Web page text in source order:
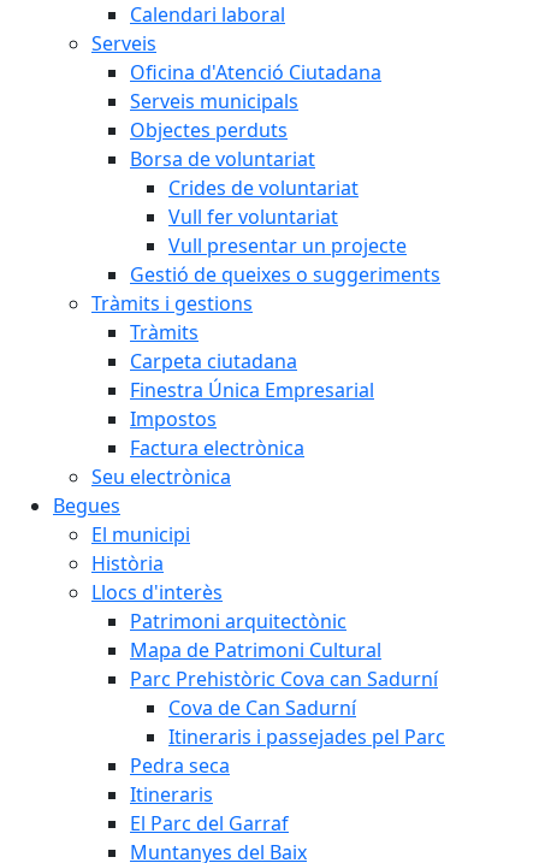
Calendari laboral
Serveis
Oficina d'Atenció Ciutadana
Serveis municipals
Objectes perduts
Borsa de voluntariat
Crides de voluntariat
Vull fer voluntariat
Vull presentar un projecte
Gestió de queixes o suggeriments
Tràmits i gestions
Tràmits
Carpeta ciutadana
Finestra Única Empresarial
Impostos
Factura electrònica
Seu electrònica
Begues
El municipi
Història
Llocs d'interès
Patrimoni arquitectònic
Mapa de Patrimoni Cultural
Parc Prehistòric Cova can Sadurní
Cova de Can Sadurní
Itineraris i passejades pel Parc
Pedra seca
Itineraris
El Parc del Garraf
Muntanyes del Baix